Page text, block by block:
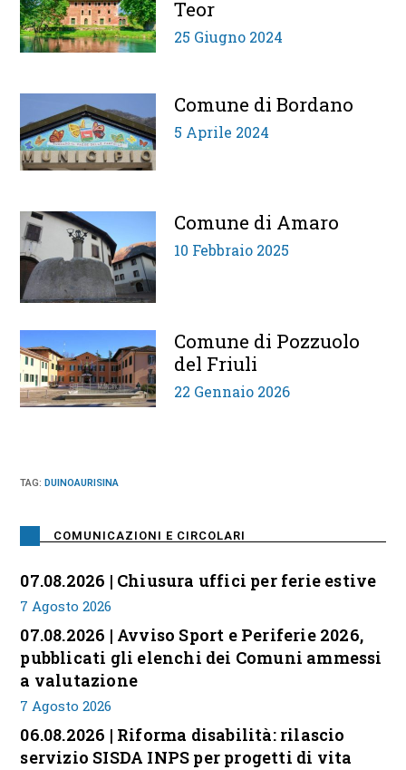
Teor
25 Giugno 2024
Comune di Bordano
5 Aprile 2024
Comune di Amaro
10 Febbraio 2025
Comune di Pozzuolo
del Friuli
22 Gennaio 2026
TAG: DUINOAURISINA
COMUNICAZIONI E CIRCOLARI
07.08.2026 | Chiusura uffici per ferie estive
7 Agosto 2026
07.08.2026 | Avviso Sport e Periferie 2026,
pubblicati gli elenchi dei Comuni ammessi
a valutazione
7 Agosto 2026
06.08.2026 | Riforma disabilità: rilascio
servizio SISDA INPS per progetti di vita